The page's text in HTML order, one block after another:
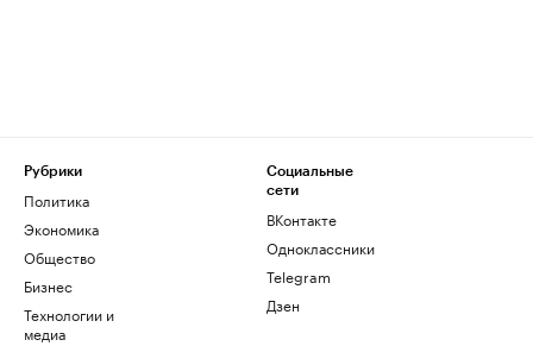
Рубрики
Политика
Экономика
Общество
Бизнес
Технологии и
медиа
Социальные
сети
ВКонтакте
Одноклассники
Telegram
Дзен